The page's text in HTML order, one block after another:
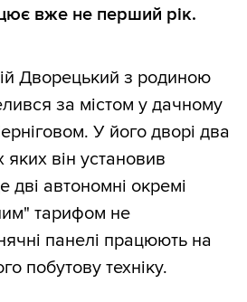
вже не перший рік.
Дворецький з родиною
за містом у дачному
У його дворі два
він установив
дві автономні окремі
тарифом не
панелі працюють на
побутову техніку.